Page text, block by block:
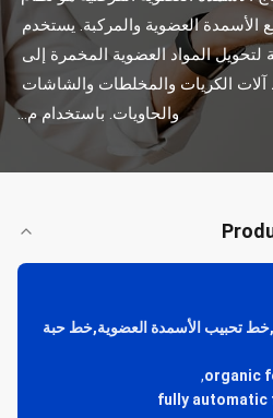
والحاويات. باستخدام م...
تحبيب الأسمدة العضوية,خط حبة
organic
,
fully